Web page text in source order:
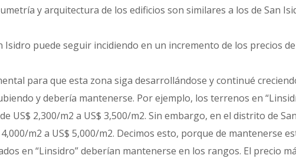
y arquitectura de los edificios son similares a los de San
Isidro puede seguir incidiendo en un incremento de los precios
para que esta zona siga desarrollándose y continué
y debería mantenerse. Por ejemplo, los terrenos en
US$ 2,300/m2 a US$ 3,500/m2. Sin embargo, en el distrito de
m2 a US$ 5,000/m2. Decimos esto, porque de mantenerse
en “Linsidro” deberían mantenerse en los rangos. El precio